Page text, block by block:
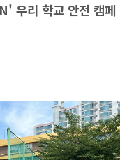
우리 학교 안전 캠페